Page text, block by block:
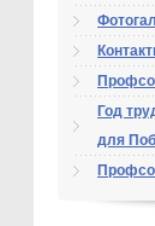
Год
для